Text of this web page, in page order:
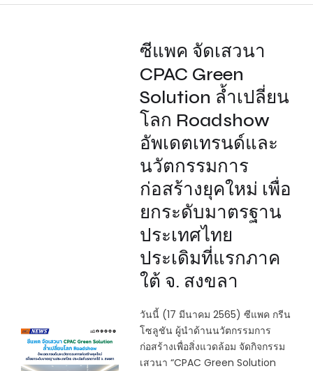
ซีแพค จัดเสวนา
CPAC Green
Solution ล้ำเปลี่ยน
โลก Roadshow
อัพเดตเทรนด์และ
นวัตกรรมการ
ก่อสร้างยุคใหม่ เพื่อ
ยกระดับมาตรฐาน
ประเทศไทย
ประเดิมที่แรกภาค
ใต้ จ. สงขลา
วันนี้ (17 มีนาคม 2565) ซีแพค กรีน
โซลูชัน ผู้นำด้านนวัตกรรมการ
ก่อสร้างเพื่อสิ่งแวดล้อม จัดกิจกรรม
เสวนา “CPAC Green Solution